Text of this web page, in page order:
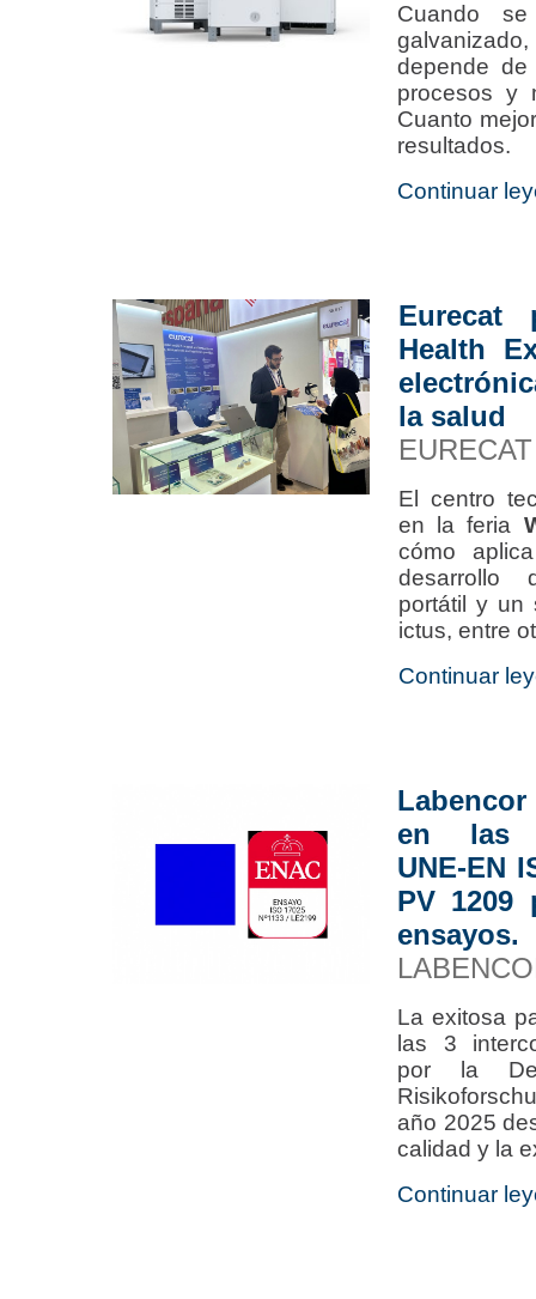
Cuando
depende
procesos y
Cuanto
resultados.
Continuar
Eurecat
Health
la salud
EURECAT
El centro
en la feria
cómo
desarrollo
portátil y un
ictus, entre
Continuar
en las
UNE-EN
PV 1209
ensayos.
La exitosa
las 3
por la
año 2025
calidad y la
Continuar